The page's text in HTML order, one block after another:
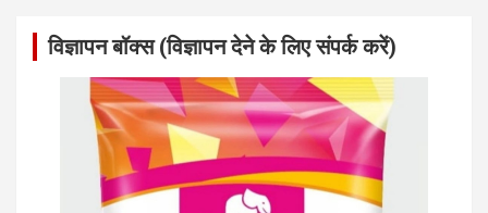
विज्ञापन बॉक्स (विज्ञापन देने के लिए संपर्क करें)